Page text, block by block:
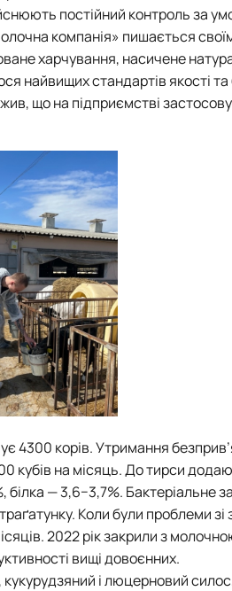
постійний контроль за
компанія» пишається
харчування, насичене
найвищих стандартів якості
що на підприємстві
4300 корів. Утримання
кубів на місяць. До тирси
— 3,6−3,7%. Бактеріальне
Коли були проблеми зі
2022 рік закрили з
вищі довоєнних.
і люцерновий